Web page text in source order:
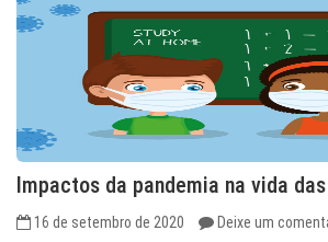
Impactos da pandemia na vida
16 de setembro de 2020 Deixe um